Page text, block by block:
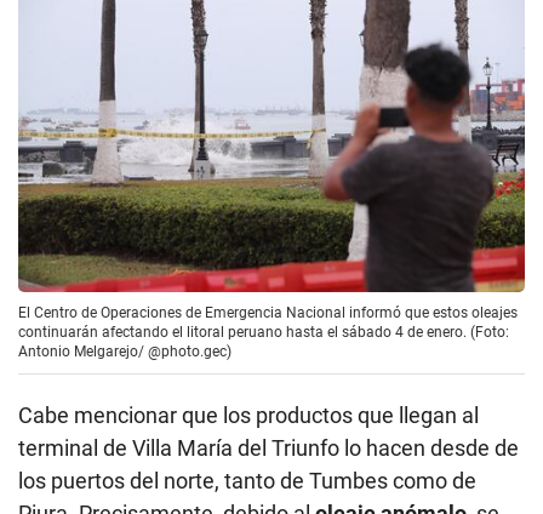
El Centro de Operaciones de Emergencia Nacional informó que estos oleajes
continuarán afectando el litoral peruano hasta el sábado 4 de enero. (Foto:
Antonio Melgarejo/ @photo.gec)
Cabe mencionar que los productos que llegan al
terminal de Villa María del Triunfo lo hacen desde de
los puertos del norte, tanto de Tumbes como de